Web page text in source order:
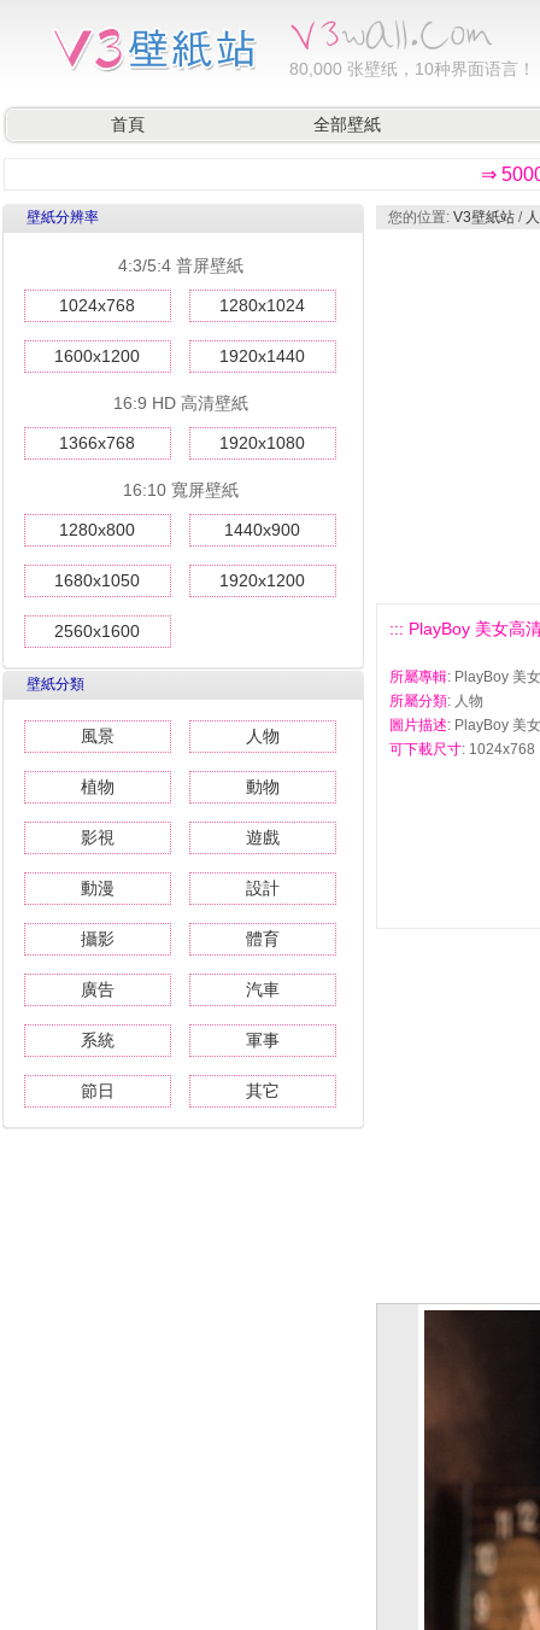
80,000 张壁纸，10种界面语言！
首頁 全部壁紙
⇒
壁紙分辨率
4:3/5:4 普屏壁紙
1024x768 1280x1024
1600x1200 1920x1440
16:9 HD 高清壁紙
1366x768 1920x1080
16:10 寬屏壁紙
1280x800 1440x900
1680x1050 1920x1200
2560x1600
壁紙分類
風景 人物
植物 動物
影視 遊戲
動漫 設計
攝影 體育
廣告 汽車
系統 軍事
節日 其它
您的位置: V3壁紙站 /
::: PlayBoy 美女高
所屬專輯: PlayBoy 美
所屬分類: 人物
圖片描述: PlayBoy 美
可下載尺寸: